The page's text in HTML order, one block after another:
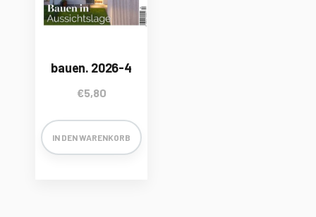
bauen. 2026-4
€5,80
IN DEN WARENKORB